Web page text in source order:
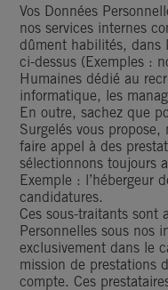
Vos Données
nos services internes
dûment habilités, dans
ci-dessus (Exemples :
Humaines dédié au
informatique, les
En outre, sachez que
Surgelés vous propose,
faire appel à des
sélectionnons toujours
Exemple : l’hébergeur
candidatures.
Ces sous-traitants sont
Personnelles sous nos
exclusivement dans le
mission de prestations
compte. Ces